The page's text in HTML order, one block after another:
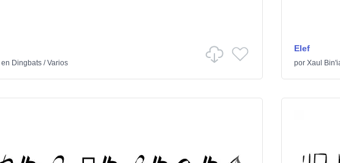
en Dingbats /Varios
Elef
por Xaul